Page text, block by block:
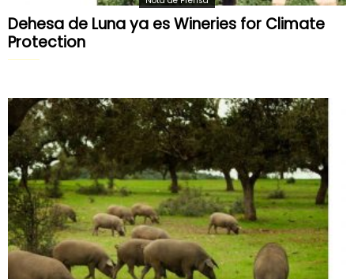
Dehesa de Luna ya es Wineries for Climate
Protection